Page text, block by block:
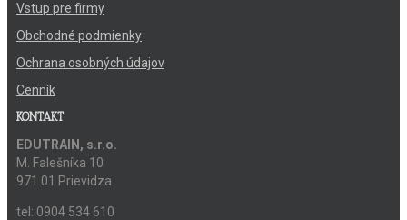
Vstup pre firmy
Obchodné podmienky
Ochrana osobných údajov
Cenník
KONTAKT
EDUTRAIN, s.r.o.
M. Falešníka 10
971 01 Prievidza
tel: 0904 534 610